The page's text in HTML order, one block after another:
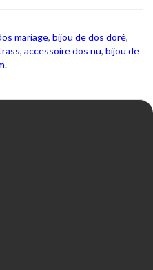
mariage, bijou de dos doré,
, accessoire dos nu, bijou de